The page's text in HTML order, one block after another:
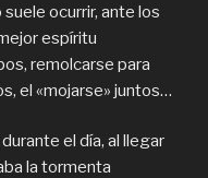
ocurrir, ante los
espíritu
remolcarse para
el «mojarse» juntos…
el día, al llegar
la tormenta